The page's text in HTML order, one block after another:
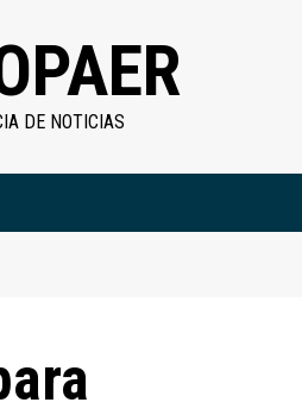
DE NOTICIAS